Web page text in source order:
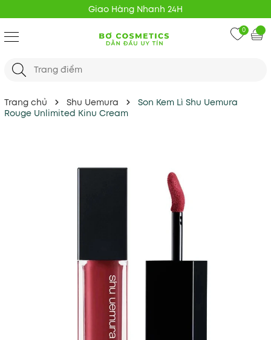
Freeship 20K mọi đơn hàng
0
Trang chủ Shu Uemura
Son Kem Lì Shu Uemura
Rouge Unlimited Kinu Cream